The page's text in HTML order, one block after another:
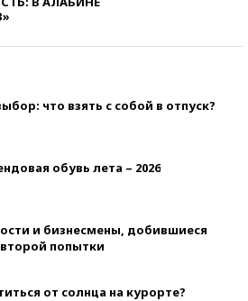
что взять с собой в отпуск?
обувь лета – 2026
и бизнесмены, добившиеся
второй попытки
от солнца на курорте?